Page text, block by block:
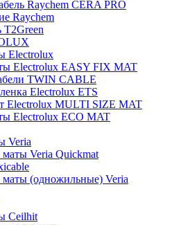
Raychem CERA PRO
Raychem
Electrolux
Electrolux EASY FIX MAT
TWIN CABLE
Electrolux ETS
Electrolux MULTI SIZE MAT
Electrolux ECO MAT
Veria
маты Veria Quickmat
маты (одножильные) Veria
Ceilhit